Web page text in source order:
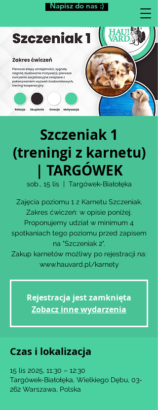
Napisz do nas :)
Szczeniak 1
(treningi z karnetu)
| TARGÓWEK
sob., 15 lis
  |
Targówek-Białołęka
Zajęcia poziomu 1 z Karnetu Szczeniak.
Zakres ćwiczeń: w opisie poniżej.
Proponujemy udział w minimum 4
spotkaniach tego poziomu przed zapisem
na "Szczeniak 2".
Zakup karnetów możliwy po rejestracji na:
www.hauvard.pl/karnety
Rejestracja jest zamknięta
Zobacz inne wydarzenia
Czas i lokalizacja
15 lis 2025, 11:30 – 12:30
Targówek-Białołęka, Wielkiego Dębu, 03-
262 Warszawa, Polska